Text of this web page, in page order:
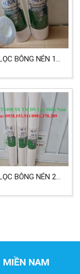
BÔNG NÉN 10
BÔNG NÉN 20
THỰC PHẨM,
MIỀN NAM